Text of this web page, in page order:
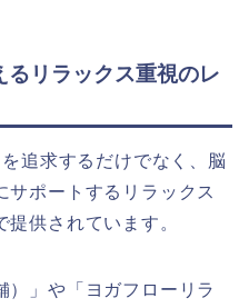
るリラックス重視のレ
追求するだけでなく、脳
サポートするリラックス
供されています。
）」や「ヨガフローリラ